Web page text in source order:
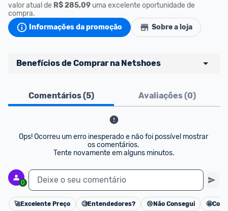
valor atual de R$ 285,09 uma excelente oportunidade de
compra.
Informações da promoção
Sobre a loja
Benefícios de Comprar na Netshoes
produtos selecionados vendidos e enviados pela
N Card (Cartão de Crédito Netshoes):
--> Você tem até 30% de desconto a mais em
ofertas. Desconto adicional de acordo com a
--> Para ter direito ao desconto adicional, o pedido
deverá ser integralmente pago com o cartão N
Card.
Comentários (5) Avaliações (0)
Ops! Ocorreu um erro inesperado e não foi possível mostrar
os comentários.
Tente novamente em alguns minutos.
0 Deixe o seu comentário
Cancelar
🚀Excelente Preço 🧐Entendedores? 😢 Não Consegui 🤩